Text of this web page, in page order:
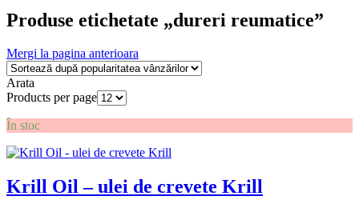
Produse etichetate „dureri reumatice”
Mergi la pagina anterioara
Arata
Products per page
În stoc
Krill Oil – ulei de crevete Krill